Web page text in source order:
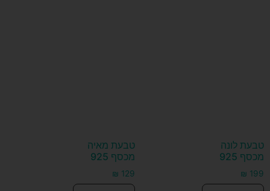
טבעת לונה
מכסף 925
₪ 199
טבעת מאיה
מכסף 925
₪ 129